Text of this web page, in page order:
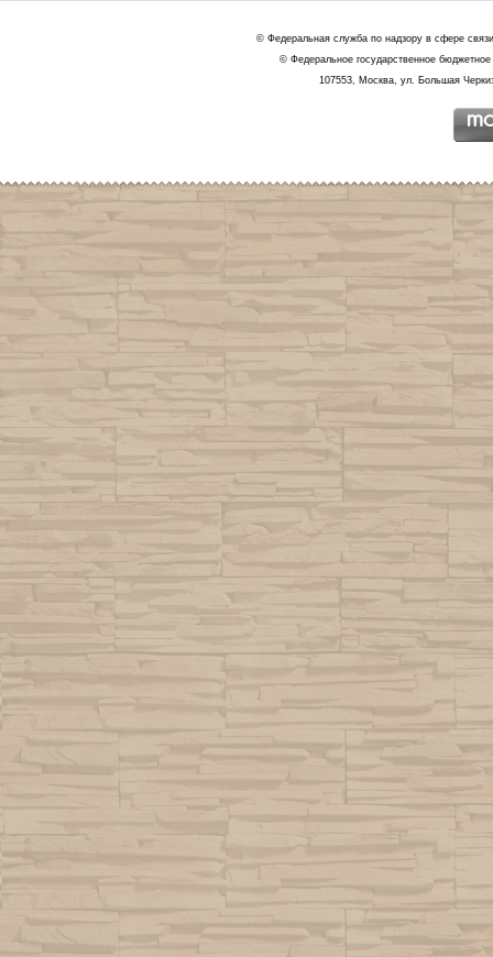
© Федеральная служба по надзору в сфере
© Федеральное государственное
107553, Москва, ул. Большая